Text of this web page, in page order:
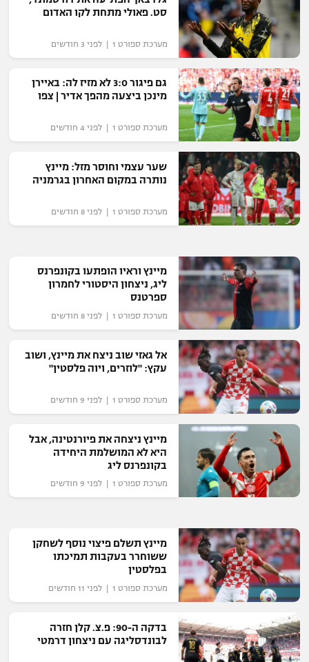
רץ ברשת
תוצאות
לוח שידורים
"מעל הליגה" – פודקאסט
"מחצית בשכונה" – פודקאסט
משתתפים וזוכים בפרסים
תקנון משתתפים וזוכים בפרסים
תקנון עבור פעילות אלקטרה
תקנון עבור פעילות ספורט 1 – "מרלן"
טניס
גיימינג E-Sports
מדיניות פרטיות
תקנון פעילות ספורט 1
רשיון להקרנה פומבית לבית עסק
נבחרת ישראל
מכבי חיפה
בית"ר ירושלים
מכבי תל אביב
הפועל תל אביב
הפועל חיפה
הפועל באר שבע
בני יהודה
ליגה ספרדית
ליגה צרפתית
ליגה הולנדית
ליגה טורקית
ליגה סינית
ליגות נוספות
כדורסל נשים
מכבי תל אביב
הפועל חולון
הפועל ירושלים
דני אבדיה
יורוליג
יורוקאפ
טניס
כדוריד
כדורעף
שחייה
ג'ודו
אגרוף
UFC
היאבקות WWE
אופניים
ספורט מוטורי
כדורמים
פוטבול אמריקאי NFL
בייסבול MLB
אומנויות לחימה
גיימינג E-Sports
סט. פאולי מתחת לקו האדום
מערכת ספורט 1 | לפני 3 חודשים
גם פיגור 3:0 לא מזיז לה: באיירן
מינכן ביצעה מהפך אדיר | צפו
מערכת ספורט 1 | לפני 4 חודשים
שער עצמי וחוסר מזל: מיינץ
נותרה במקום האחרון בגרמניה
מערכת ספורט 1 | לפני 8 חודשים
מיינץ וראיו הופתעו בקונפרנס
ליג, ניצחון היסטורי לחמרון
ספרטנס
מערכת ספורט 1 | לפני 8 חודשים
אל גאזי שוב ניצח את מיינץ, ושוב
עקץ: "לוזרים, ויוה פלסטין"
מערכת ספורט 1 | לפני 9 חודשים
מיינץ ניצחה את פיורנטינה, אבל
היא לא המושלמת היחידה
בקונפרנס ליג
מערכת ספורט 1 | לפני 9 חודשים
מיינץ תשלם פיצוי נוסף לשחקן
ששוחרר בעקבות תמיכתו
בפלסטין
מערכת ספורט 1 | לפני 11 חודשים
בדקה ה-90: פ.צ. קלן חזרה
לבונדסליגה עם ניצחון דרמטי